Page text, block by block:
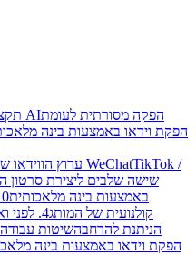
מדוע צוותי שיווק נוהרים אל סרטוני AIהפקה מסורתית לעומת
הפקת וידאו באמצעות בינה
ערוץ הווידאו של WeChatTikTok /
שישה שלבים ליצירת סרטון
באמצעות בינה מלאכותית10 תבניות
קולנועית של המותג4. לפני ואחרי השינוי
הניתנת להרחבהשיטות
הפקת וידאו באמצעות בינה